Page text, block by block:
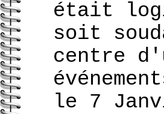
était
soit
centre
le 7